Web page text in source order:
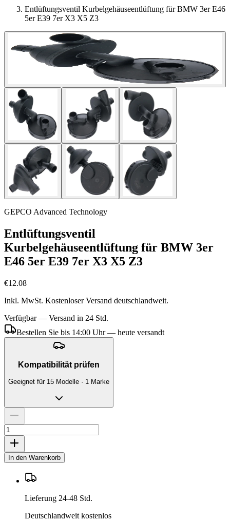
Entlüftungsventil Kurbelgehäuseentlüftung für BMW 3er E46
5er E39 7er X3 X5 Z3
GEPCO Advanced Technology
Entlüftungsventil
Kurbelgehäuseentlüftung für BMW 3er
E46 5er E39 7er X3 X5 Z3
€12.08
Inkl. MwSt. Kostenloser Versand deutschlandweit.
Verfügbar — Versand in 24 Std.
Bestellen Sie bis 14:00 Uhr — heute versandt
Kompatibilität prüfen
Geeignet für 15 Modelle · 1 Marke
In den Warenkorb
Lieferung 24-48 Std.
Deutschlandweit kostenlos